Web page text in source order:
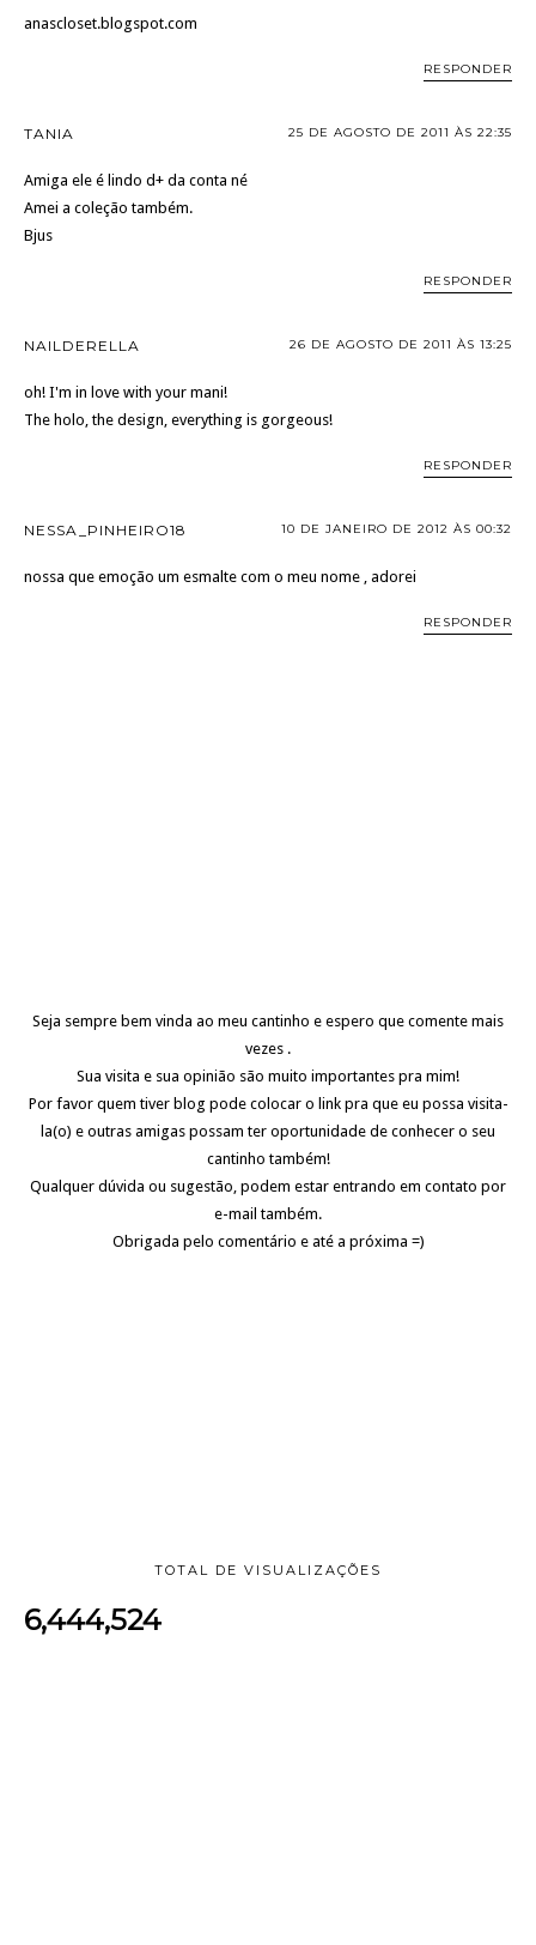
anascloset.blogspot.com
RESPONDER
TANIA 25 DE AGOSTO DE 2011 ÀS 22:35
Amiga ele é lindo d+ da conta né
Amei a coleção também.
Bjus
RESPONDER
NAILDERELLA 26 DE AGOSTO DE 2011 ÀS 13:25
oh! I'm in love with your mani!
The holo, the design, everything is gorgeous!
RESPONDER
NESSA_PINHEIRO18 10 DE JANEIRO DE 2012 ÀS 00:32
nossa que emoção um esmalte com o meu nome , adorei
RESPONDER
Seja sempre bem vinda ao meu cantinho e espero que comente mais
vezes .
Sua visita e sua opinião são muito importantes pra mim!
Por favor quem tiver blog pode colocar o link pra que eu possa visita-
la(o) e outras amigas possam ter oportunidade de conhecer o seu
cantinho também!
Qualquer dúvida ou sugestão, podem estar entrando em contato por
e-mail também.
Obrigada pelo comentário e até a próxima =)
TOTAL DE VISUALIZAÇÕES
6,444,524